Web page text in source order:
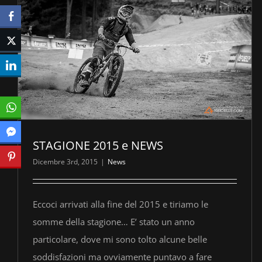
STAGIONE 2015 e NEWS
Dicembre 3rd, 2015 | News
Eccoci arrivati alla fine del 2015 e tiriamo le
somme della stagione… E’ stato un anno
particolare, dove mi sono tolto alcune belle
soddisfazioni ma ovviamente puntavo a fare